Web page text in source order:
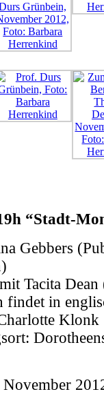
“Stadt-
Gebbers
Tacita
findet in
Klonk